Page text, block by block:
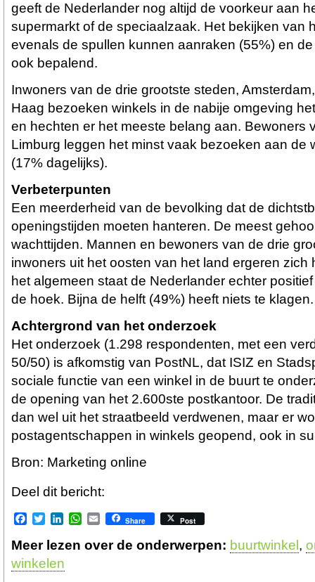
geeft de Nederlander nog altijd de voorkeur aan
supermarkt of de speciaalzaak. Het bekijken van
evenals de spullen kunnen aanraken (55%) en
ook bepalend.
Inwoners van de drie grootste steden,
Haag bezoeken winkels in de nabije omgeving
en hechten er het meeste belang aan. Bewoners
Limburg leggen het minst vaak bezoeken aan de
(17% dagelijks).
Verbeterpunten
Een meerderheid van de bevolking dat de
openingstijden moeten hanteren. De meest
wachttijden. Mannen en bewoners van de drie
inwoners uit het oosten van het land ergeren zich
het algemeen staat de Nederlander echter
de hoek. Bijna de helft (49%) heeft niets te klagen.
Achtergrond van het onderzoek
Het onderzoek (1.298 respondenten, met een
50/50) is afkomstig van PostNL, dat ISIZ en
sociale functie van een winkel in de buurt te
de opening van het 2.600ste postkantoor. De
dan wel uit het straatbeeld verdwenen, maar er
postagentschappen in winkels geopend, ook in
Bron: Marketing online
Deel dit bericht:
Facebook
TwitterLinkedInWhatsApp
EmailShare Post
Meer lezen over de onderwerpen: buurtwinkel ,
winkelen